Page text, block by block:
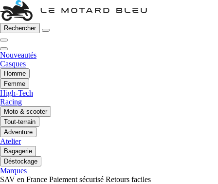
Rechercher
Nouveautés
Casques
Homme
Femme
High-Tech
Racing
Moto & scooter
Tout-terrain
Adventure
Atelier
Bagagerie
Déstockage
Marques
SAV en France Paiement sécurisé Retours faciles